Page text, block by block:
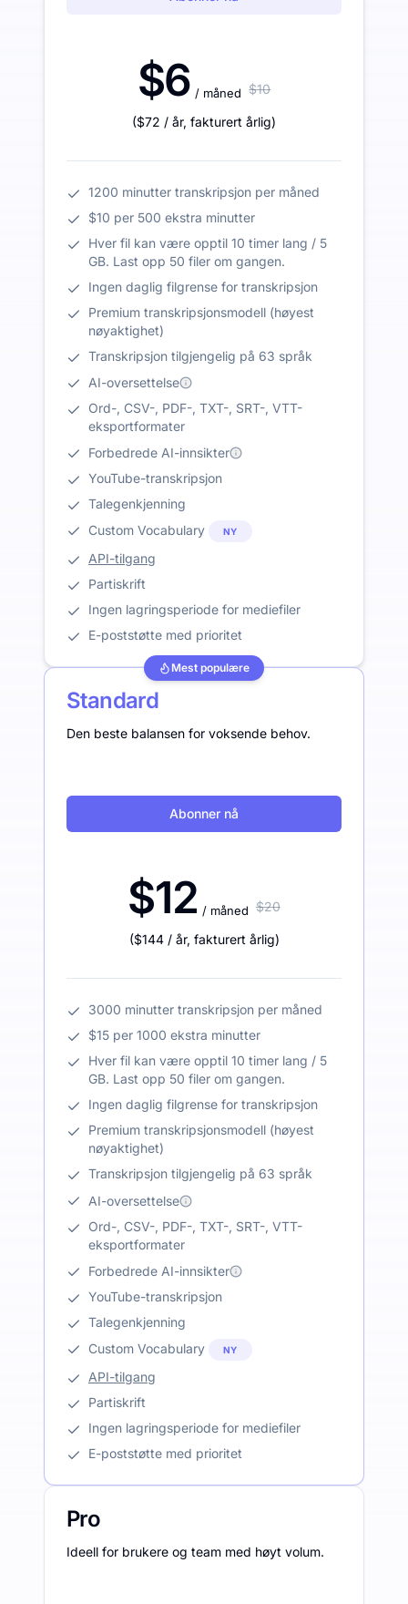
$6 / måned $10
($72 / år, fakturert årlig)
1200 minutter transkripsjon per måned
$10 per 500 ekstra minutter
Hver fil kan være opptil 10 timer lang / 5
GB. Last opp 50 filer om gangen.
Ingen daglig filgrense for transkripsjon
Premium transkripsjonsmodell (høyest
nøyaktighet)
Transkripsjon tilgjengelig på 63 språk
AI-oversettelse
Ord-, CSV-, PDF-, TXT-, SRT-, VTT-
eksportformater
Forbedrede AI-innsikter
YouTube-transkripsjon
Talegenkjenning
Custom Vocabulary
NY
API-tilgang
Partiskrift
Ingen lagringsperiode for mediefiler
E-poststøtte med prioritet
Mest populære
Standard
Den beste balansen for voksende behov.
Abonner nå
$12 / måned $20
($144 / år, fakturert årlig)
3000 minutter transkripsjon per måned
$15 per 1000 ekstra minutter
Hver fil kan være opptil 10 timer lang / 5
GB. Last opp 50 filer om gangen.
Ingen daglig filgrense for transkripsjon
Premium transkripsjonsmodell (høyest
nøyaktighet)
Transkripsjon tilgjengelig på 63 språk
AI-oversettelse
Ord-, CSV-, PDF-, TXT-, SRT-, VTT-
eksportformater
Forbedrede AI-innsikter
YouTube-transkripsjon
Talegenkjenning
Custom Vocabulary
NY
API-tilgang
Partiskrift
Ingen lagringsperiode for mediefiler
E-poststøtte med prioritet
Pro
Ideell for brukere og team med høyt volum.